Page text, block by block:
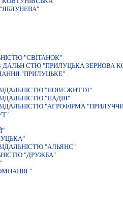
"СВІТАНОК"
СТЮ "ПРИЛУЦЬКА ЗЕРНОВА
"ПРИЛУЦЬКЕ"
"НОВЕ ЖИТТЯ"
"НАДIЯ"
"АГРОФIРМА
"АЛЬЯНС"
"ДРУЖБА"
"